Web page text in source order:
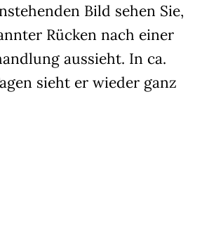
Bild sehen Sie,
Rücken nach einer
aussieht. In ca.
sieht er wieder ganz